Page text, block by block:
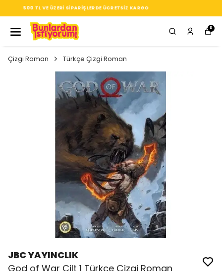
SEÇTIĞIN HER ÜRÜN, TARZINA DAIR KÜÇÜK BIR IMZA
0
Çizgi Roman Türkçe Çizgi Roman
JBC YAYINCLIK
God of War Cilt 1 Türkçe Çizgi Roman